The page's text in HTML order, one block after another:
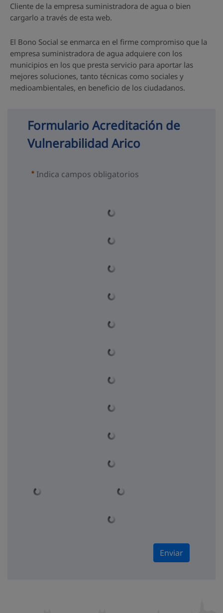
Cliente de la empresa suministradora de agua o bien
cargarlo a través de esta web.
El Bono Social se enmarca en el firme compromiso que la
empresa suministradora de agua adquiere con los
municipios en los que presta servicio para aportar las
mejores soluciones, tanto técnicas como sociales y
medioambientales, en beneficio de los ciudadanos.
Formulario Acreditación de
Vulnerabilidad Arico
Indica campos obligatorios
Enviar